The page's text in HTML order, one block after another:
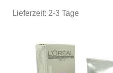
Lieferzeit: 2-3 Tage